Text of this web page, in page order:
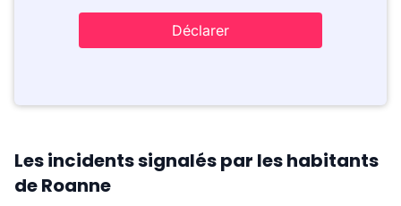
Déclarer
Les incidents signalés par les habitants
de Roanne